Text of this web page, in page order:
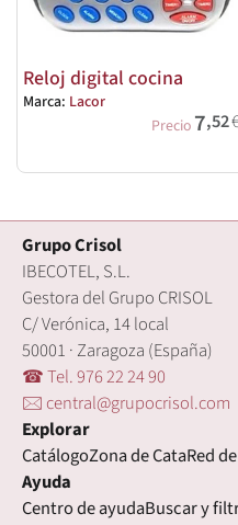
Reloj digital cocina
Marca: Lacor
Precio 7,52
Grupo Crisol
IBECOTEL, S.L.
Gestora del Grupo CRISOL
C/ Verónica, 14 local
50001 · Zaragoza (España)
☎ Tel. 976 22 24 90
🖂 central@grupocrisol.com
Explorar
CatálogoZona de CataRed
Ayuda
Centro de ayudaBuscar y